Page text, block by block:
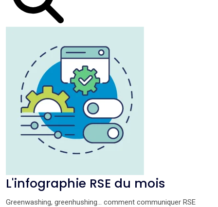
L'infographie RSE du mois
Greenwashing, greenhushing… comment communiquer RSE